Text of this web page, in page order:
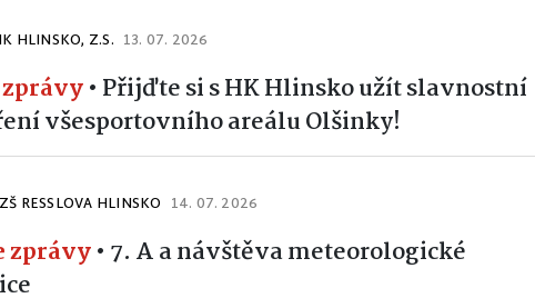
HLINSKO, Z.S. 13. 07. 2026
zprávy• Přijďte si s HK Hlinsko užít slavnostní
všesportovního areálu Olšinky!
ZŠ RESSLOVA HLINSKO 14. 07. 2026
zprávy• 7. A a návštěva meteorologické